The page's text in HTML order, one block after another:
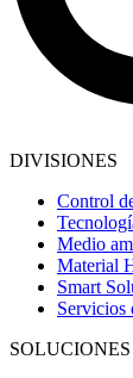
DIVISIONES
Control
Medio
Material
Smart
Servicios
SOLUCIONES